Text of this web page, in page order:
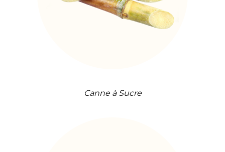
Canne à Sucre